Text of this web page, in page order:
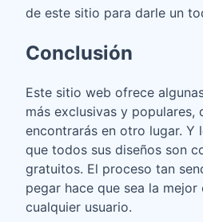
de este sitio para darle un
Conclusión
Este sitio web ofrece
más exclusivas y populares,
encontrarás en otro lugar. Y
que todos sus diseños son
gratuitos. El proceso tan
pegar hace que sea la mejor
cualquier usuario.